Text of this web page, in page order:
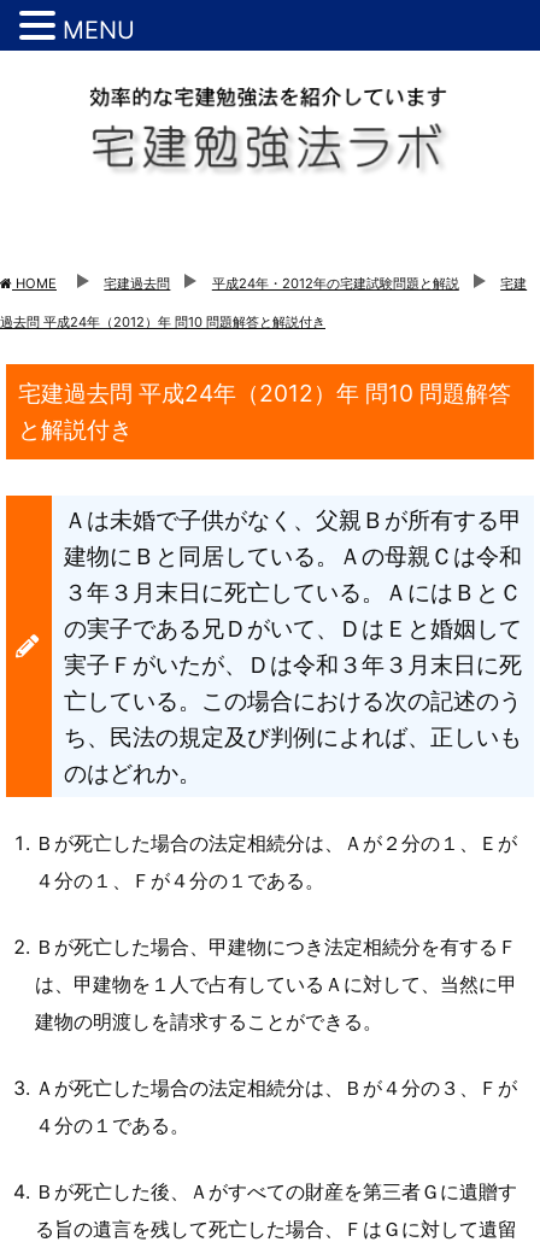
HOME 宅建過去問 平成24年・2012年の宅建試験問題と解説 宅建
過去問 平成24年（2012）年 問10 問題解答と解説付き
宅建過去問 平成24年（2012）年 問10 問題解答
と解説付き
Ａは未婚で子供がなく、父親Ｂが所有する甲
建物にＢと同居している。Ａの母親Ｃは令和
３年３月末日に死亡している。ＡにはＢとＣ
の実子である兄Ｄがいて、ＤはＥと婚姻して
実子Ｆがいたが、Ｄは令和３年３月末日に死
亡している。この場合における次の記述のう
ち、民法の規定及び判例によれば、正しいも
のはどれか。
Ｂが死亡した場合の法定相続分は、Ａが２分の１、Ｅが
４分の１、Ｆが４分の１である。
Ｂが死亡した場合、甲建物につき法定相続分を有するＦ
は、甲建物を１人で占有しているＡに対して、当然に甲
建物の明渡しを請求することができる。
Ａが死亡した場合の法定相続分は、Ｂが４分の３、Ｆが
４分の１である。
Ｂが死亡した後、Ａがすべての財産を第三者Ｇに遺贈す
る旨の遺言を残して死亡した場合、ＦはＧに対して遺留
MENU